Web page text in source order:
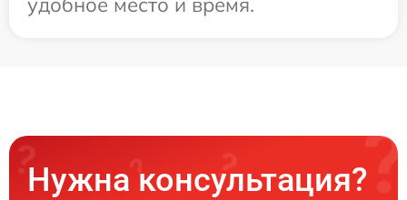
Нужна консультация?